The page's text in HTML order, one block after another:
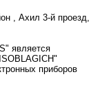
, Ахил 3-й проезд,
является
приборов